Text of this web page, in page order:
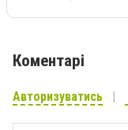
Коментарі
Авторизуватись